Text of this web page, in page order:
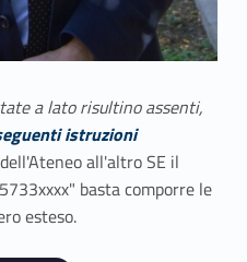
a lato risultino assenti,
istruzioni
all'altro SE il
basta comporre le
esteso.